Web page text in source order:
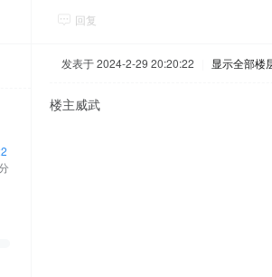
回复
发表于 2024-2-29 20:20:22 显示全部楼
楼主威武